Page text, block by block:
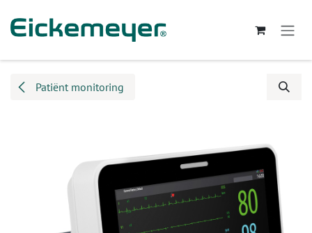
Patiënt monitoring